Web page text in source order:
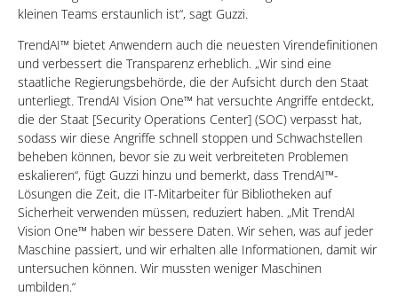
kleinen Teams erstaunlich ist“, sagt Guzzi.
TrendAI™ bietet Anwendern auch die neuesten Virendefinitionen
und verbessert die Transparenz erheblich. „Wir sind eine
staatliche Regierungsbehörde, die der Aufsicht durch den Staat
unterliegt. TrendAI Vision One™ hat versuchte Angriffe entdeckt,
die der Staat [Security Operations Center] (SOC) verpasst hat,
sodass wir diese Angriffe schnell stoppen und Schwachstellen
beheben können, bevor sie zu weit verbreiteten Problemen
eskalieren“, fügt Guzzi hinzu und bemerkt, dass TrendAI™-
Lösungen die Zeit, die IT-Mitarbeiter für Bibliotheken auf
Sicherheit verwenden müssen, reduziert haben. „Mit TrendAI
Vision One™ haben wir bessere Daten. Wir sehen, was auf jeder
Maschine passiert, und wir erhalten alle Informationen, damit wir
untersuchen können. Wir mussten weniger Maschinen
umbilden.“